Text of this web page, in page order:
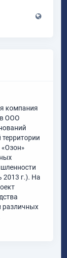
компания
ООО
2013 г.). На
различных